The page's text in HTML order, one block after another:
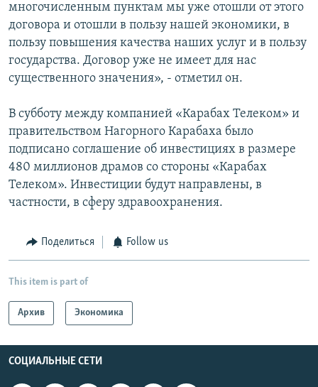
многочисленным пунктам мы уже отошли от этого
договора и отошли в пользу нашей экономики, в
пользу повышения качества наших услуг и в пользу
государства. Договор уже не имеет для нас
существенного значения», - отметил он.
В субботу между компанией «Карабах Телеком» и
правительством Нагорного Карабаха было
подписано соглашение об инвестициях в размере
480 миллионов драмов со стороны «Карабах
Телеком». Инвестиции будут направлены, в
частности, в сферу здравоохранения.
Поделиться Follow us
This item is part of
Архив Экономика
СОЦИАЛЬНЫЕ СЕТИ